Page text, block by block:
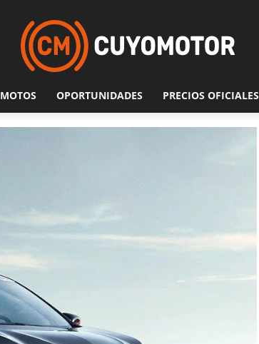
MOTOS OPORTUNIDADES PRECIOS OFICIALES